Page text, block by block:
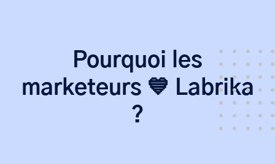
Pourquoi les
marketeurs 💙 Labrika
?